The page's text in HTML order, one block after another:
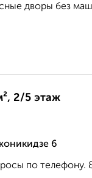
дворы без
2/5 этаж
6
по телефону.